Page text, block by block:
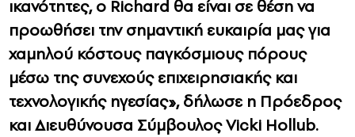
ικανότητες, ο Richard θα είναι σε θέση να
προωθήσει την σημαντική ευκαιρία μας για
χαμηλού κόστους παγκόσμιους πόρους
μέσω της συνεχούς επιχειρησιακής και
τεχνολογικής ηγεσίας», δήλωσε η Πρόεδρος
και Διευθύνουσα Σύμβουλος Vicki Hollub.